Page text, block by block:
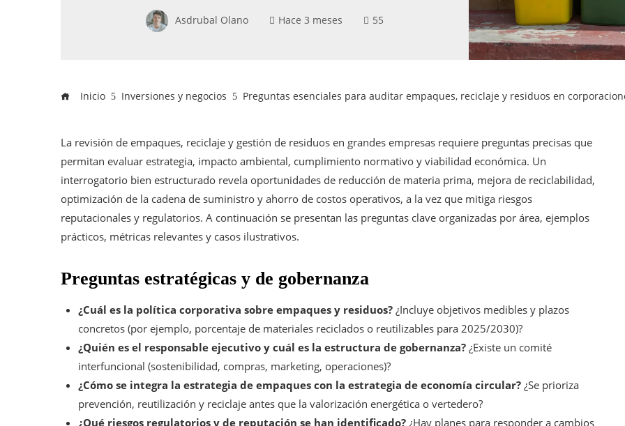
Asdrubal Olano Hace 3 meses 55
Inicio Inversiones y negocios Preguntas esenciales para auditar empaques, reciclaje y residuos en
La revisión de empaques, reciclaje y gestión de residuos en grandes empresas requiere preguntas precisas que
permitan evaluar estrategia, impacto ambiental, cumplimiento normativo y viabilidad económica. Un
interrogatorio bien estructurado revela oportunidades de reducción de materia prima, mejora de reciclabilidad,
optimización de la cadena de suministro y ahorro de costos operativos, a la vez que mitiga riesgos
reputacionales y regulatorios. A continuación se presentan las preguntas clave organizadas por área, ejemplos
prácticos, métricas relevantes y casos ilustrativos.
Preguntas estratégicas y de gobernanza
¿Cuál es la política corporativa sobre empaques y residuos? ¿Incluye objetivos medibles y plazos
concretos (por ejemplo, porcentaje de materiales reciclados o reutilizables para 2025/2030)?
¿Quién es el responsable ejecutivo y cuál es la estructura de gobernanza? ¿Existe un comité
interfuncional (sostenibilidad, compras, marketing, operaciones)?
¿Cómo se integra la estrategia de empaques con la estrategia de economía circular? ¿Se prioriza
prevención, reutilización y reciclaje antes que la valorización energética o vertedero?
¿Qué riesgos regulatorios y de reputación se han identificado? ¿Hay planes para responder a cambios